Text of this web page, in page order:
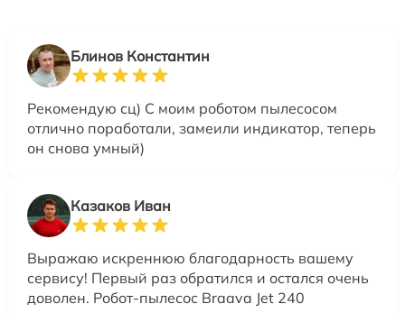
Блинов Константин
Рекомендую сц) С моим роботом пылесосом
отлично поработали, замеили индикатор, теперь
он снова умный)
Казаков Иван
Выражаю искреннюю благодарность вашему
сервису! Первый раз обратился и остался очень
доволен. Робот-пылесос Braava Jet 240